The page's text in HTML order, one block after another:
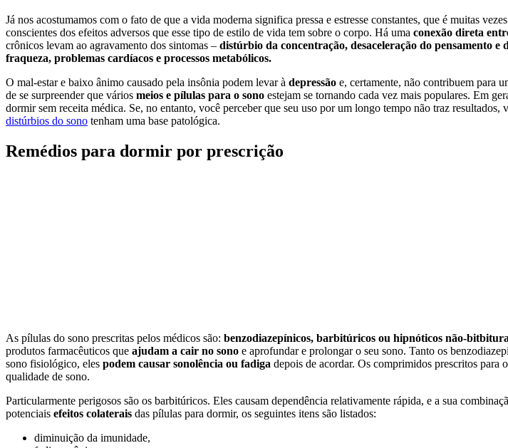
Já nos acostumamos com o fato de que a vida moderna significa pressa e estresse constantes, que é muitas
conscientes dos efeitos adversos que esse tipo de estilo de vida tem sobre o corpo. Há uma conexão direta
crônicos levam ao agravamento dos sintomas – distúrbio da concentração, desaceleração do pensamento e
fraqueza, problemas cardíacos e processos metabólicos.
O mal-estar e baixo ânimo causado pela insônia podem levar à depressão e, certamente, não contribuem para
de se surpreender que vários meios e pílulas para o sono estejam se tornando cada vez mais populares. Em
dormir sem receita médica. Se, no entanto, você perceber que seu uso por um longo tempo não traz
distúrbios do sono tenham uma base patológica.
Remédios para dormir por prescrição
As pílulas do sono prescritas pelos médicos são: benzodiazepínicos, barbitúricos ou hipnóticos não-
produtos farmacêuticos que ajudam a cair no sono e aprofundar e prolongar o seu sono. Tanto os
sono fisiológico, eles podem causar sonolência ou fadiga depois de acordar. Os comprimidos prescritos para
qualidade de sono.
Particularmente perigosos são os barbitúricos. Eles causam dependência relativamente rápida, e a sua
potenciais efeitos colaterais das pílulas para dormir, os seguintes itens são listados:
diminuição da imunidade,